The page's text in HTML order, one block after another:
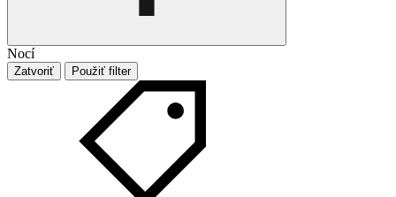
Nocí
Zatvoriť Použiť filter